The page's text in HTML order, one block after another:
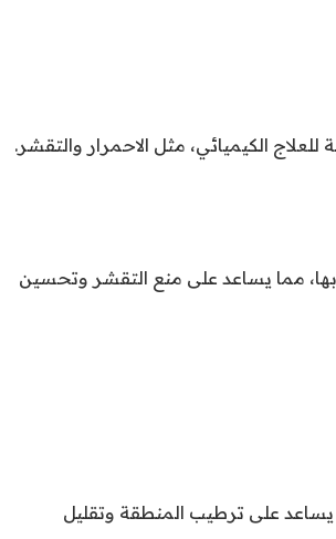
الكيميائي، مثل الاحمرار والتقشر.
بها، مما يساعد على منع التقشر وتحسين
يساعد على ترطيب المنطقة وتقليل